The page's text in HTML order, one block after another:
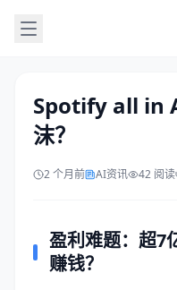
Spotify all in
沫？
2 个月前 AI资讯 42 阅读
盈利难题：超7
赚钱？